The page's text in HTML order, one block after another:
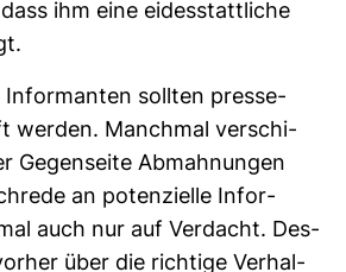
ihm eine eides­statt­liche
Infor­manten sollten pres­se­
werden. Manchmal ver­schi­
Gegen­seite Abmah­nungen
an poten­zi­elle Infor­
auch nur auf Ver­dacht. Des­
über die rich­tige Ver­hal­